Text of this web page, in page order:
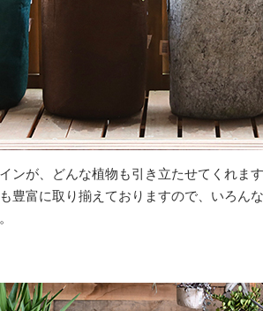
ンが、どんな植物も引き立たせてくれま
豊富に取り揃えておりますので、いろん